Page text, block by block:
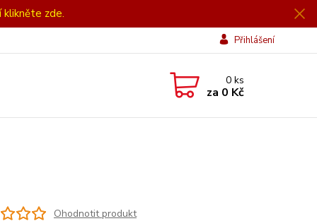
zde.
Přihlášení
0ks
za 0 Kč
Ohodnotit produkt